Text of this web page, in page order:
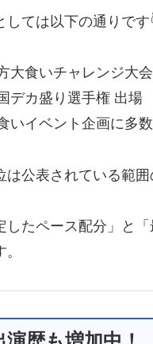
しては以下の通りです
大食いチャレンジ大
デカ盛り選手権 出場
いイベント企画に多
公表されている範囲
したペース配分」と